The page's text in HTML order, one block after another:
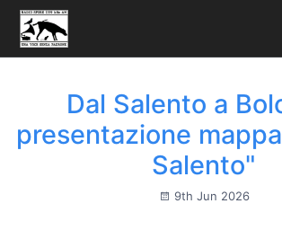
Dal Salento a
presentazione
Salento"
9th Jun 2026